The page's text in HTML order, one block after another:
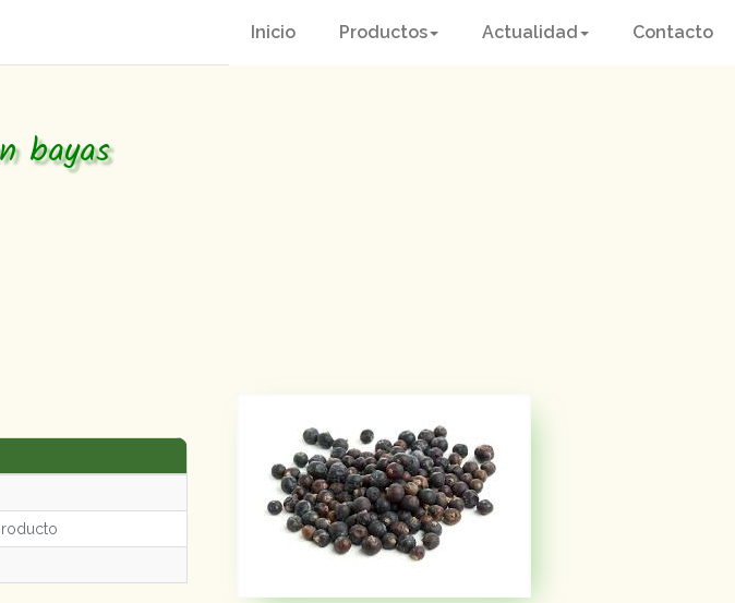
Inicio Productos Actualidad Contacto
bayas